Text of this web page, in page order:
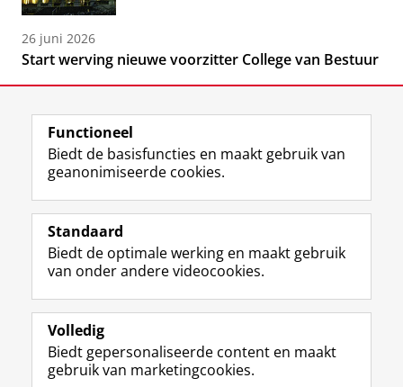
26 juni 2026
Start werving nieuwe voorzitter College van Bestuur
Volg de RUG
F
a
e
b
o
p
a
L
i
k
e
I
-
p
R
S
-
f
e
R
I
n
t
r
m
Y
o
T
e
k
Studiekiezers
Alumni
Over ons
Functioneel
Biedt de basisfuncties en maakt gebruik van
geanonimiseerde cookies.
Standaard
Biedt de optimale werking en maakt gebruik
van onder andere videocookies.
Volledig
Biedt gepersonaliseerde content en maakt
gebruik van marketingcookies.